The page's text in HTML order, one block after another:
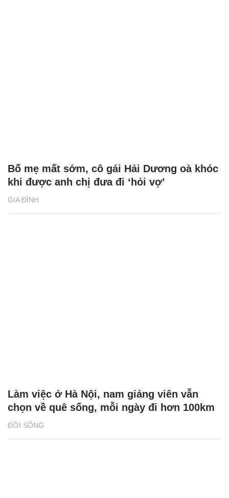
GIA ĐÌNH
Bố mẹ mất sớm, cô gái Hải Dương oà khóc
khi được anh chị đưa đi ‘hỏi vợ’
ĐỜI SỐNG
Làm việc ở Hà Nội, nam giảng viên vẫn
chọn về quê sống, mỗi ngày đi hơn 100km